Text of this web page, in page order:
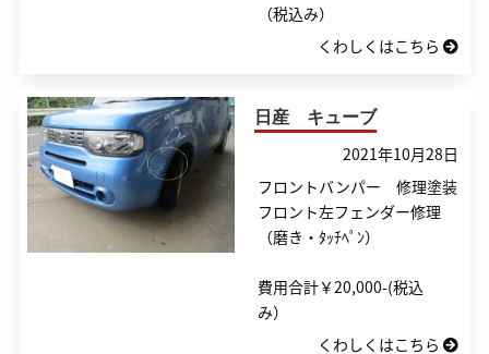
（税込み）
くわしくはこちら
日産 キューブ
2021年10月28日
フロントバンパー 修理塗装
フロント左フェンダー修理
（磨き・ﾀｯﾁﾍﾟﾝ）
費用合計￥20,000-(税込
み）
くわしくはこちら